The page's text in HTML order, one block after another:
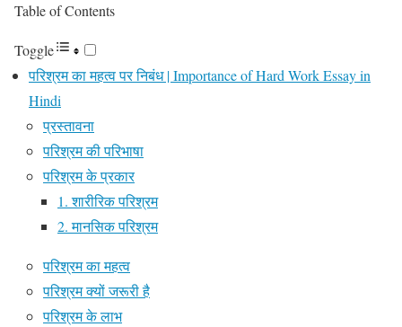
Table of Contents
Toggle
परिश्रम का महत्व पर निबंध | Importance of Hard Work Essay in
Hindi
प्रस्तावना
परिश्रम की परिभाषा
परिश्रम के प्रकार
1. शारीरिक परिश्रम
2. मानसिक परिश्रम
परिश्रम का महत्व
परिश्रम क्यों जरूरी है
परिश्रम के लाभ